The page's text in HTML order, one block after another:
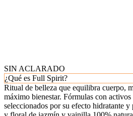
SIN ACLARADO
¿Qué es Full Spirit?
Ritual de belleza que equilibra cuerpo,
máximo bienestar. Fórmulas con activos
seleccionados por su efecto hidratante